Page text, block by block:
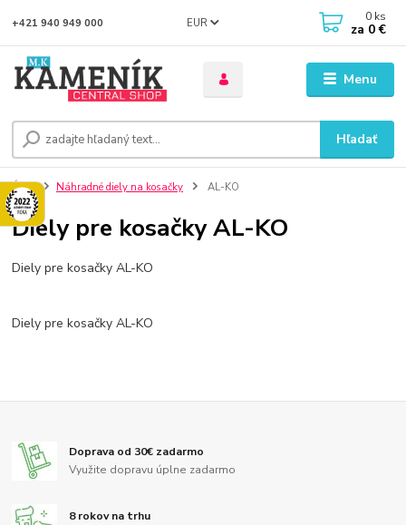
Menu
EUR
Hľadať
+421 940 949 000 0 ks
za 0 €
Úvod Náhradné diely na kosačky AL-KO
Diely pre kosačky AL-KO
Diely pre kosačky AL-KO
Diely pre kosačky AL-KO
Doprava od 30€ zadarmo
Využite dopravu úplne zadarmo
8 rokov na trhu